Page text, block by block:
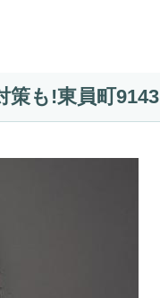
策も!東員町9143